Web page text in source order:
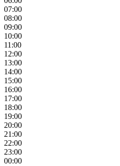
07:00
08:00
09:00
10:00
11:00
12:00
13:00
14:00
15:00
16:00
17:00
18:00
19:00
20:00
21:00
22:00
23:00
00:00